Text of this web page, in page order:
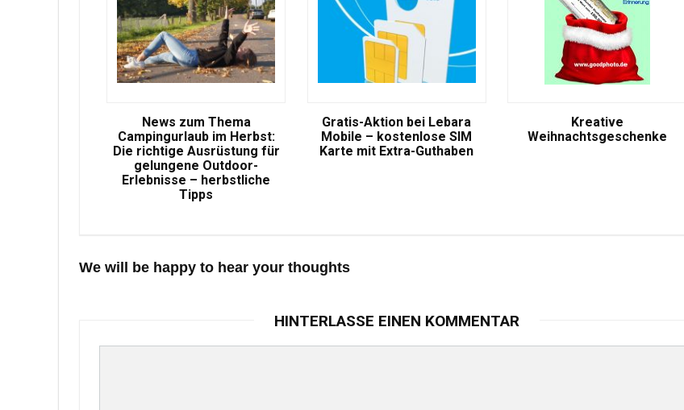
News zum Thema
Campingurlaub im Herbst:
Die richtige Ausrüstung für
gelungene Outdoor-
Erlebnisse – herbstliche
Tipps
Gratis-Aktion bei Lebara
Mobile – kostenlose SIM
Karte mit Extra-Guthaben
Kreative
Weihnachtsgeschenke
We will be happy to hear your thoughts
HINTERLASSE EINEN KOMMENTAR